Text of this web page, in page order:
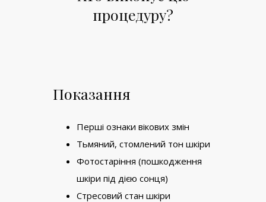
процедуру?
Показання
Перші ознаки вікових змін
Тьмяний, стомлений тон шкіри
Фотостаріння (пошкодження
шкіри під дією сонця)
Стресовий стан шкіри